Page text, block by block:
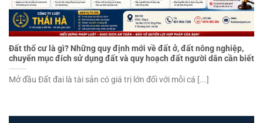
Đất thổ cư là gì? Những quy định mới về đất ở, đất nông nghiệp,
chuyển mục đích sử dụng đất và quy hoạch đất người dân cần biết
Mở đầu Đất đai là tài sản có giá trị lớn đối với mỗi cá [...]